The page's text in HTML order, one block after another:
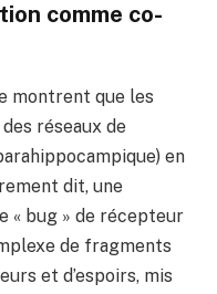
comme co-
montrent que les
réseaux de
en
dit, une
« bug » de récepteur
de fragments
et d’espoirs, mis